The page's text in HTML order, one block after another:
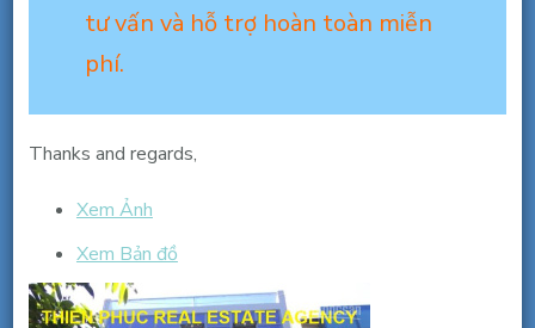
tư vấn và hỗ trợ hoàn toàn miễn
phí.
Thanks and regards,
Xem Ảnh
Xem Bản đồ